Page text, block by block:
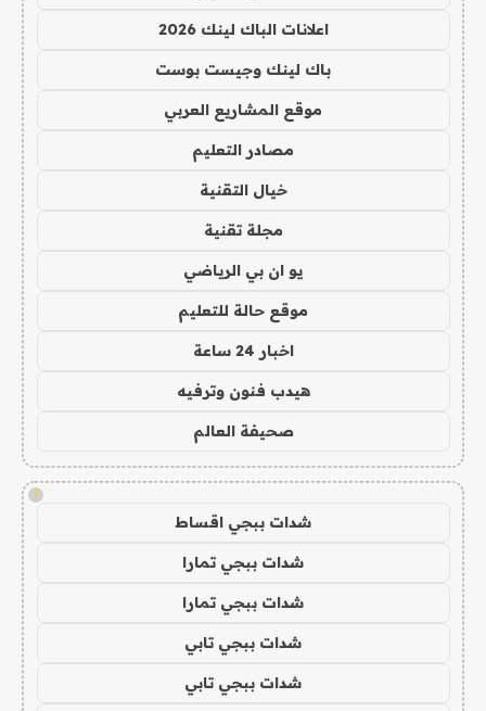
اعلانات الباك لينك 2026
باك لينك وجيست بوست
موقع المشاريع العربي
مصادر التعليم
خيال التقنية
مجلة تقنية
يو ان بي الرياضي
موقع حالة للتعليم
اخبار 24 ساعة
هيدب فنون وترفيه
صحيفة العالم
!
شدات ببجي اقساط
شدات ببجي تمارا
شدات ببجي تمارا
شدات ببجي تابي
شدات ببجي تابي